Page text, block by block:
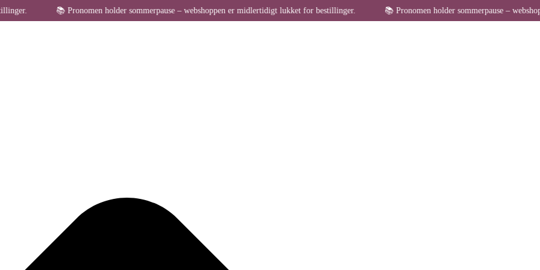
Administrer samtykke til cookies
📚 Pronomen holder sommerpause – webshoppen er midlertidigt lukket for bestillinger. 📚 Pronomen holder sommerpause – webshoppen er